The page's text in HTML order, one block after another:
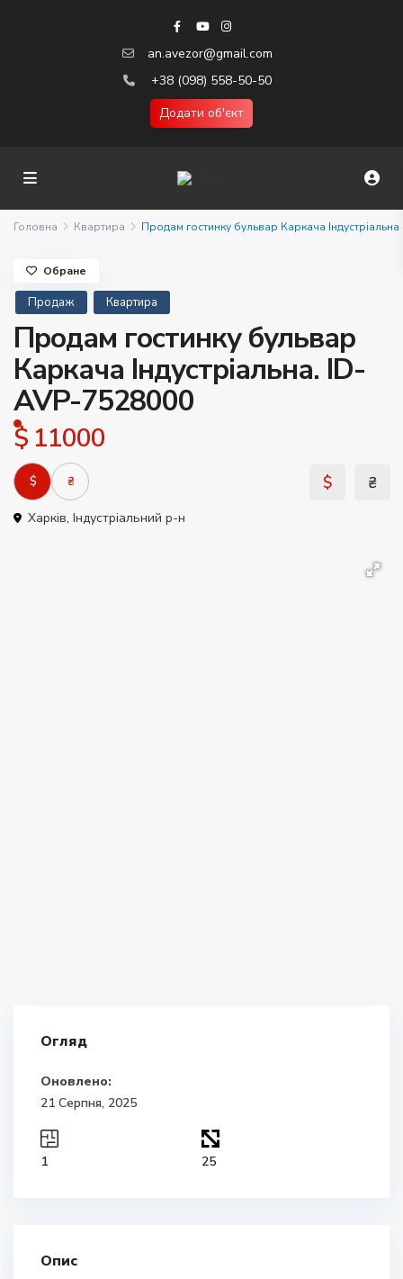
an.avezor@gmail.com
+38 (098) 558-50-50
Додати об'єкт
Головна Квартира Продам гостинку бульвар Каркача Індустріальна
Продаж Квартира
Продам гостинку бульвар
Каркача Індустріальна. ID-
AVP-7528000
$ 11000
$ ₴
Харків, Індустріальний р-н
Обране
Огляд
Оновлено:
21 Серпня, 2025
1 25
Опис
$ ₴